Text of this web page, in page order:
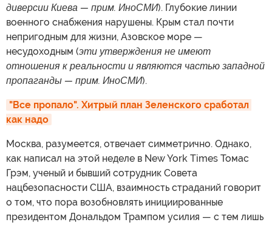
диверсии Киева — прим. ИноСМИ). Глубокие линии
военного снабжения нарушены. Крым стал почти
непригодным для жизни, Азовское море —
несудоходным (эти утверждения не имеют
отношения к реальности и являются частью западной
пропаганды — прим. ИноСМИ).
"Все пропало". Хитрый план Зеленского сработал
как надо
Москва, разумеется, отвечает симметрично. Однако,
как написал на этой неделе в New York Times Томас
Грэм, ученый и бывший сотрудник Совета
нацбезопасности США, взаимность страданий говорит
о том, что пора возобновлять инициированные
президентом Дональдом Трампом усилия — с тем лишь